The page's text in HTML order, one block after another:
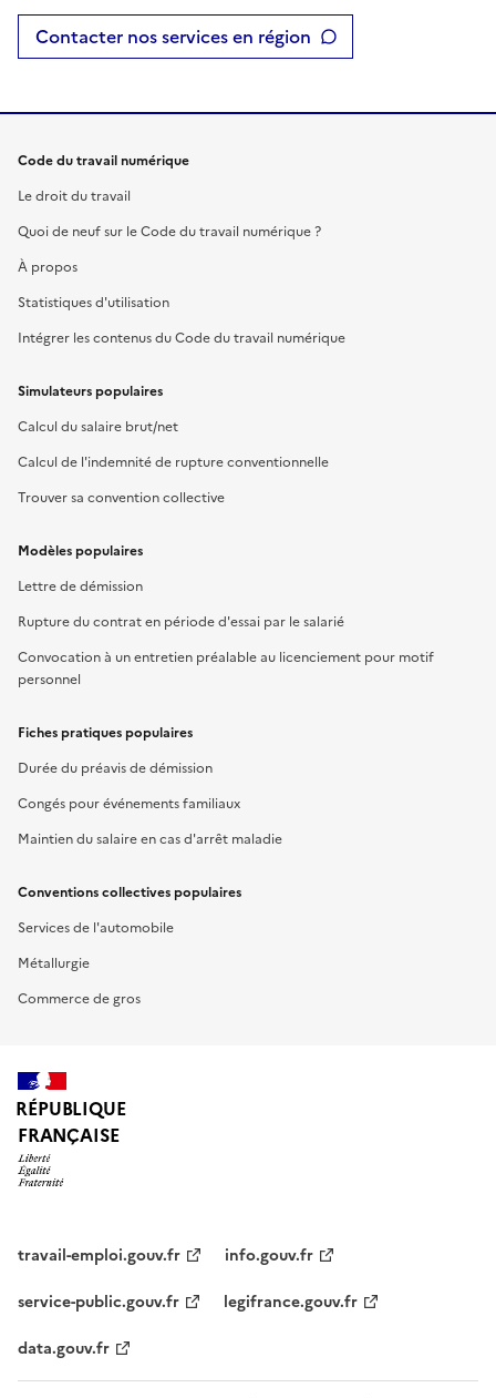
Contacter nos services en région
Code du travail numérique
Le droit du travail
Quoi de neuf sur le Code du travail numérique ?
À propos
Statistiques d'utilisation
Intégrer les contenus du Code du travail numérique
Simulateurs populaires
Calcul du salaire brut/net
Calcul de l'indemnité de rupture conventionnelle
Trouver sa convention collective
Modèles populaires
Lettre de démission
Rupture du contrat en période d'essai par le salarié
Convocation à un entretien préalable au licenciement pour motif
personnel
Fiches pratiques populaires
Durée du préavis de démission
Congés pour événements familiaux
Maintien du salaire en cas d'arrêt maladie
Conventions collectives populaires
Services de l'automobile
Métallurgie
Commerce de gros
RÉPUBLIQUE
FRANÇAISE
travail-emploi.gouv.fr
info.gouv.fr
service-public.gouv.fr
legifrance.gouv.fr
data.gouv.fr